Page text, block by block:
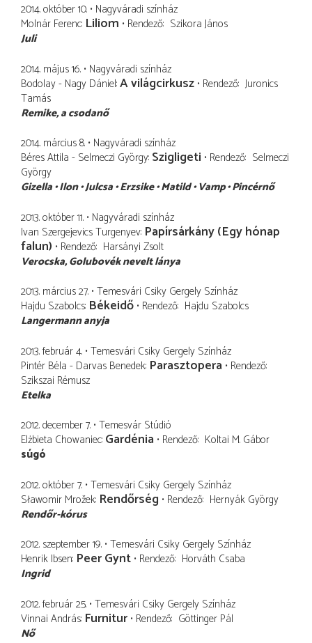
2014. október 10. Nagyváradi színház
Molnár Ferenc Liliom Rendező Szikora János
Juli
2014. május 16. Nagyváradi színház
Bodolay - Nagy Dániel A világcirkusz Rendező Juronics
Tamás
Remike a csodanő
2014. március 8. Nagyváradi színház
Béres Attila - Selmeczi György Szigligeti Rendező Selmeczi
György
Gizella Ilon Julcsa Erzsike Matild Vamp Pincérnő
2013. október 11. Nagyváradi színház
Ivan Szergejevics Turgenyev Papírsárkány (Egy hónap
falun) Rendező Harsányi Zsolt
Verocska Golubovék nevelt lánya
2013. március 27. Temesvári Csiky Gergely Színház
Hajdu Szabolcs Békeidő Rendező Hajdu Szabolcs
Langermann anyja
2013. február 4. Temesvári Csiky Gergely Színház
Pintér Béla - Darvas Benedek Parasztopera Rendező
Szikszai Rémusz
Etelka
2012. december 7. Temesvár Stúdió
Elżbieta Chowaniec Gardénia Rendező Koltai M. Gábor
súgó
2012. október 7. Temesvári Csiky Gergely Színház
Sławomir Mrožek Rendőrség Rendező Hernyák György
Rendőr-kórus
2012. szeptember 19. Temesvári Csiky Gergely Színház
Henrik Ibsen Peer Gynt Rendező Horváth Csaba
Ingrid
2012. február 25. Temesvári Csiky Gergely Színház
Vinnai András Furnitur Rendező Göttinger Pál
Nő